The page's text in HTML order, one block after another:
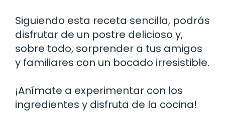
Siguiendo esta receta sencilla, podrás
disfrutar de un postre delicioso y,
sobre todo, sorprender a tus amigos
y familiares con un bocado irresistible.
¡Anímate a experimentar con los
ingredientes y disfruta de la cocina!